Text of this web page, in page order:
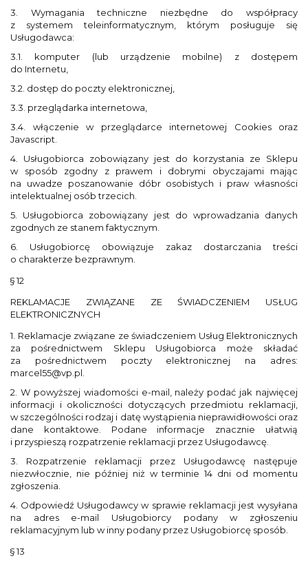
3. Wymagania techniczne niezbędne do współpracy
z systemem teleinformatycznym, którym posługuje się
Usługodawca:
3.1. komputer (lub urządzenie mobilne) z dostępem
do Internetu,
3.2. dostęp do poczty elektronicznej,
3.3. przeglądarka internetowa,
3.4. włączenie w przeglądarce internetowej Cookies oraz
Javascript.
4. Usługobiorca zobowiązany jest do korzystania ze Sklepu
w sposób zgodny z prawem i dobrymi obyczajami mając
na uwadze poszanowanie dóbr osobistych i praw własności
intelektualnej osób trzecich.
5. Usługobiorca zobowiązany jest do wprowadzania danych
zgodnych ze stanem faktycznym.
6. Usługobiorcę obowiązuje zakaz dostarczania treści
o charakterze bezprawnym.
§ 12
REKLAMACJE ZWIĄZANE ZE ŚWIADCZENIEM USŁUG
ELEKTRONICZNYCH
1. Reklamacje związane ze świadczeniem Usług Elektronicznych
za pośrednictwem Sklepu Usługobiorca może składać
za pośrednictwem poczty elektronicznej na adres:
marcel55@vp.pl.
2. W powyższej wiadomości e-mail, należy podać jak najwięcej
informacji i okoliczności dotyczących przedmiotu reklamacji,
w szczególności rodzaj i datę wystąpienia nieprawidłowości oraz
dane kontaktowe. Podane informacje znacznie ułatwią
i przyspieszą rozpatrzenie reklamacji przez Usługodawcę.
3. Rozpatrzenie reklamacji przez Usługodawcę następuje
niezwłocznie, nie później niż w terminie 14 dni od momentu
zgłoszenia.
4. Odpowiedź Usługodawcy w sprawie reklamacji jest wysyłana
na adres e-mail Usługobiorcy podany w zgłoszeniu
reklamacyjnym lub w inny podany przez Usługobiorcę sposób.
§ 13